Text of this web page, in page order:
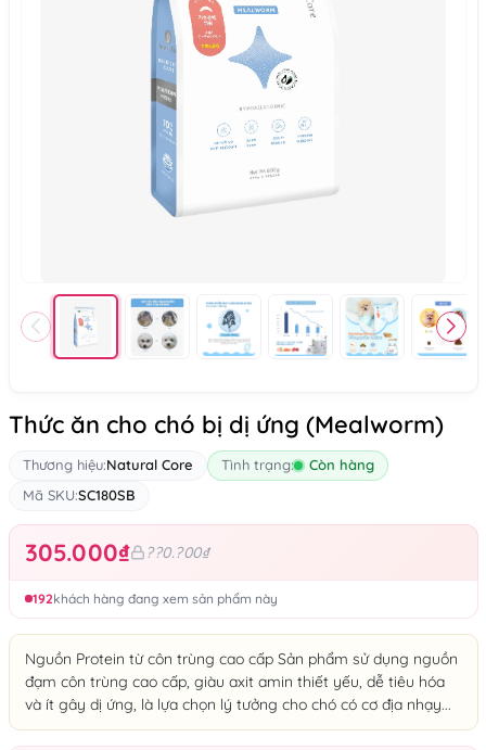
Thức ăn cho chó bị dị ứng (Mealworm)
Thương hiệu:Natural Core Tình trạng:
Còn hàng
Mã SKU:SC180SB
305.000₫ ??0.?00₫
192khách hàng đang xem sản phẩm này
Nguồn Protein từ côn trùng cao cấp Sản phẩm sử dụng nguồn
đạm côn trùng cao cấp, giàu axit amin thiết yếu, dễ tiêu hóa
và ít gây dị ứng, là lựa chọn lý tưởng cho chó có cơ địa nhạy...